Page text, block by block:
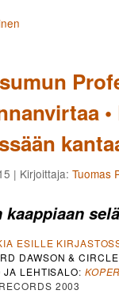
selaus
| Kirjoittaja: Tuomas
kaappiaan
ESILLE
DAWSON & CIRCLE
JA LEHTISALO:
2003